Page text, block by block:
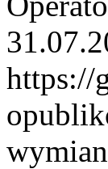
https://